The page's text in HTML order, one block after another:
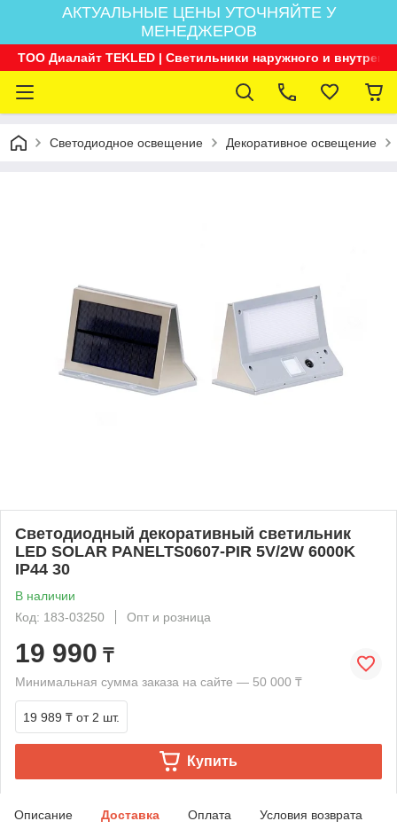
АКТУАЛЬНЫЕ ЦЕНЫ УТОЧНЯЙТЕ У
МЕНЕДЖЕРОВ
ТОО Диалайт TEKLED | Светильники наружного и
Светодиодное освещение Декоративное освещение
Светодиодный декоративный светильник
LED SOLAR PANELTS0607-PIR 5V/2W 6000K
IP44 30
В наличии
Код: 183-03250
Опт и розница
19 990 ₸
Минимальная сумма заказа на сайте — 50 000 ₸
19 989 ₸ от 2 шт.
Купить
Описание Доставка Оплата Условия возврата